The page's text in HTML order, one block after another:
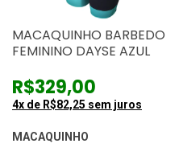
MACAQUINHO BARBEDO
FEMININO DAYSE AZUL
R$329,00
4x de R$82,25 sem juros
MACAQUINHO